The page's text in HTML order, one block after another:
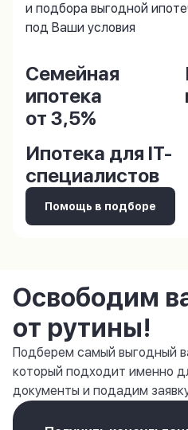
и подбора выгодной
под Ваши условия
Семейная
ипотека
от 3,5%
Ипотека для IT-
специалистов
Помощь в подборе
Освободим
от рутины!
Подберем самый выгодный
который подходит именно
документы и подадим